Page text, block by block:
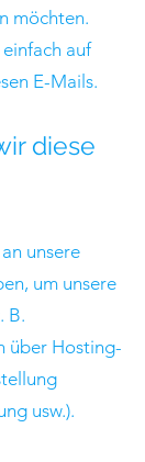
möchten.
auf
E-Mails.
diese
unsere
um unsere
B.
über Hosting-
usw.).